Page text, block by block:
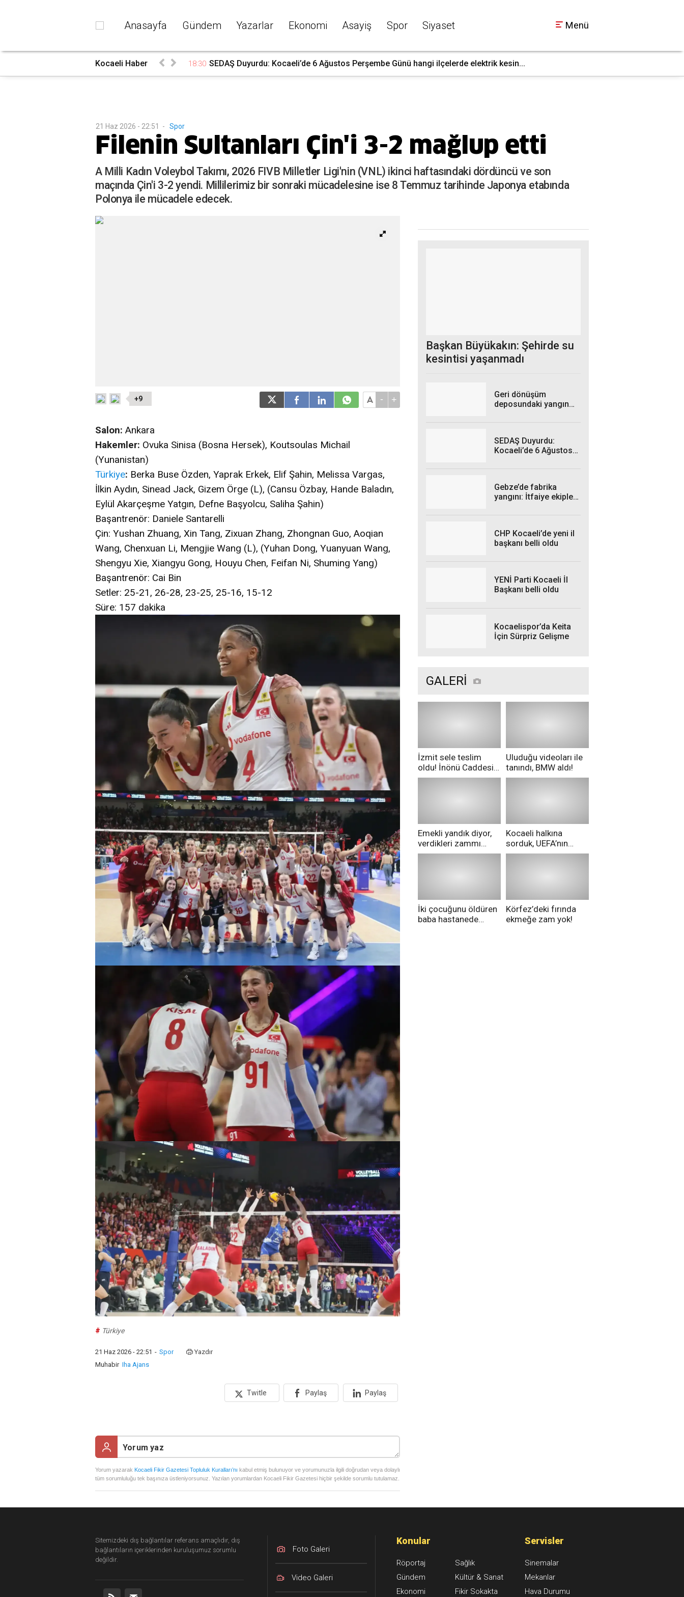
Anasayfa Gündem Yazarlar Ekonomi Asayiş Spor Siyaset Menü
Kocaeli Haber 18:30 SEDAŞ Duyurdu: Kocaeli’de 6 Ağustos Perşembe Günü hangi ilçelerde elektrik kesin...
21 Haz 2026 - 22:51 - Spor
Filenin Sultanları Çin'i 3-2 mağlup etti
A Milli Kadın Voleybol Takımı, 2026 FIVB Milletler Ligi'nin (VNL) ikinci haftasındaki dördüncü ve son
maçında Çin'i 3-2 yendi. Millilerimiz bir sonraki mücadelesine ise 8 Temmuz tarihinde Japonya etabında
Polonya ile mücadele edecek.
+9 - +
Salon: Ankara
Hakemler: Ovuka Sinisa (Bosna Hersek), Koutsoulas Michail
(Yunanistan)
Türkiye: Berka Buse Özden, Yaprak Erkek, Elif Şahin, Melissa Vargas,
İlkin Aydın, Sinead Jack, Gizem Örge (L), (Cansu Özbay, Hande Baladın,
Eylül Akarçeşme Yatgın, Defne Başyolcu, Saliha Şahin)
Başantrenör: Daniele Santarelli
Çin: Yushan Zhuang, Xin Tang, Zixuan Zhang, Zhongnan Guo, Aoqian
Wang, Chenxuan Li, Mengjie Wang (L), (Yuhan Dong, Yuanyuan Wang,
Shengyu Xie, Xiangyu Gong, Houyu Chen, Feifan Ni, Shuming Yang)
Başantrenör: Cai Bin
Setler: 25-21, 26-28, 23-25, 25-16, 15-12
Süre: 157 dakika
# Türkiye
21 Haz 2026 - 22:51 - Spor
Yazdır
Muhabir Iha Ajans
Twitle Paylaş Paylaş
Yorum yazarak Kocaeli Fikir Gazetesi Topluluk Kuralları’nı kabul etmiş bulunuyor ve yorumunuzla ilgili doğrudan veya dolaylı
tüm sorumluluğu tek başınıza üstleniyorsunuz. Yazılan yorumlardan Kocaeli Fikir Gazetesi hiçbir şekilde sorumlu tutulamaz.
Başkan Büyükakın: Şehirde su
kesintisi yaşanmadı
Geri dönüşüm
deposundaki yangın
SEDAŞ Duyurdu:
Kocaeli’de 6 Ağustos
Gebze’de fabrika
yangını: İtfaiye ekipleri
CHP Kocaeli’de yeni il
başkanı belli oldu
YENİ Parti Kocaeli İl
Başkanı belli oldu
Kocaelispor’da Keita
İçin Sürpriz Gelişme
GALERİ
İzmit sele teslim
oldu! İnönü Caddesi
göle döndü!
Uluduğu videoları ile
tanındı, BMW aldı!
Emekli yandık diyor,
verdikleri zammı
pazarda geri aldılar!
Kocaeli halkına
sorduk, UEFA’nın
Merih Demiral kararı
İki çocuğunu öldüren
baba hastanede
Körfez’deki fırında
ekmeğe zam yok!
Sitemizdeki dış bağlantılar referans amaçlıdır, dış
bağlantıların içeriklerinden kuruluşumuz sorumlu
değildir.
Foto Galeri
Video Galeri
Konular
Röportaj
Gündem
Ekonomi
Sağlık
Kültür & Sanat
Fikir Sokakta
Servisler
Sinemalar
Mekanlar
Hava Durumu